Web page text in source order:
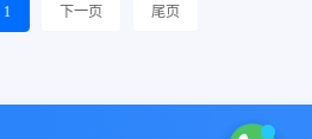
1 下一页 尾页